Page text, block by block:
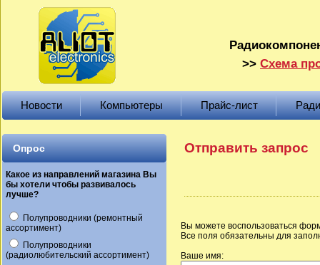
>> Схема
Новости Компьютеры Прайс-лист
Опрос
Какое из направлений магазина Вы
бы хотели чтобы развивалось
лучше?
Полупроводники (ремонтный
ассортимент)
Полупроводники
(радиолюбительский ассортимент)
Отправить запрос
Вы можете воспользоваться
Все поля обязательны для
Ваше имя: